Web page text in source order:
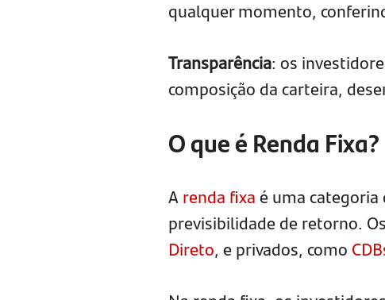
qualquer momento,
Transparência: os
composição da carteira,
O que é Renda Fixa?
Arenda fixaé uma
previsibilidade de retorno.
Direto, e privados, como